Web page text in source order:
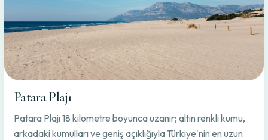
Patara Plajı
Patara Plajı 18 kilometre boyunca uzanır; altın renkli kumu,
arkadaki kumulları ve geniş açıklığıyla Türkiye'nin en uzun